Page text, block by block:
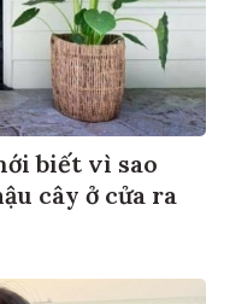
biết vì sao
cây ở cửa ra